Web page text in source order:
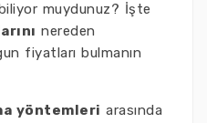
muydunuz? İşte
nereden
fiyatları bulmanın
yöntemleri arasında